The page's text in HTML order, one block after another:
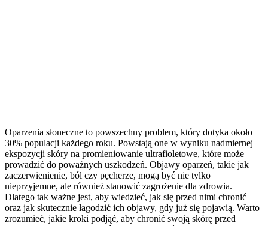
Oparzenia słoneczne to powszechny problem, który dotyka około
30% populacji każdego roku. Powstają one w wyniku nadmiernej
ekspozycji skóry na promieniowanie ultrafioletowe, które może
prowadzić do poważnych uszkodzeń. Objawy oparzeń, takie jak
zaczerwienienie, ból czy pęcherze, mogą być nie tylko
nieprzyjemne, ale również stanowić zagrożenie dla zdrowia.
Dlatego tak ważne jest, aby wiedzieć, jak się przed nimi chronić
oraz jak skutecznie łagodzić ich objawy, gdy już się pojawią. Warto
zrozumieć, jakie kroki podjąć, aby chronić swoją skórę przed